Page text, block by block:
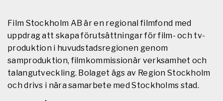
Film Stockholm AB är en regional filmfond med
uppdrag att skapa förutsättningar för film- och tv-
produktion i huvudstadsregionen genom
samproduktion, filmkommissionär verksamhet och
talangutveckling. Bolaget ägs av Region Stockholm
och drivs i nära samarbete med Stockholms stad.